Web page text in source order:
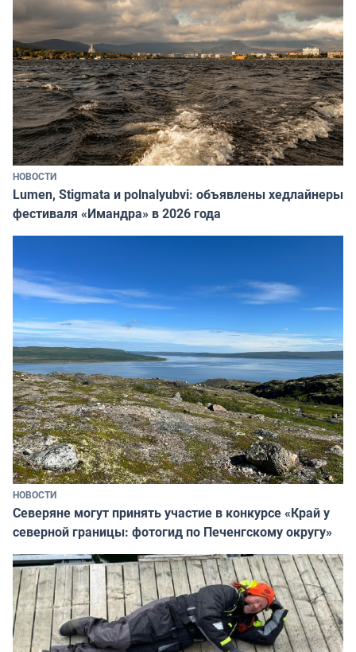
НОВОСТИ
Lumen, Stigmata и polnalyubvi: объявлены хедлайнеры
фестиваля «Имандра» в 2026 года
НОВОСТИ
Северяне могут принять участие в конкурсе «Край у
северной границы: фотогид по Печенгскому округу»